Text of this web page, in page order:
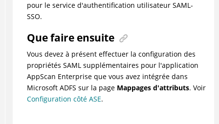
pour le service d'authentification utilisateur SAML-
SSO.
Que faire ensuite
Vous devez à présent effectuer la configuration des
propriétés SAML supplémentaires pour l'application
AppScan Enterprise que vous avez intégrée dans
Microsoft ADFS sur la page Mappages d'attributs. Voir
Configuration côté ASE.